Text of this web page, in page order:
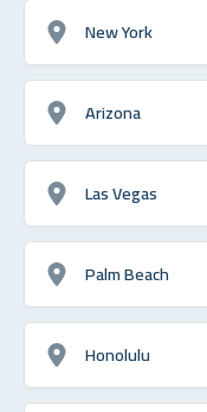
New York
Arizona
Las Vegas
Palm Beach
Honolulu